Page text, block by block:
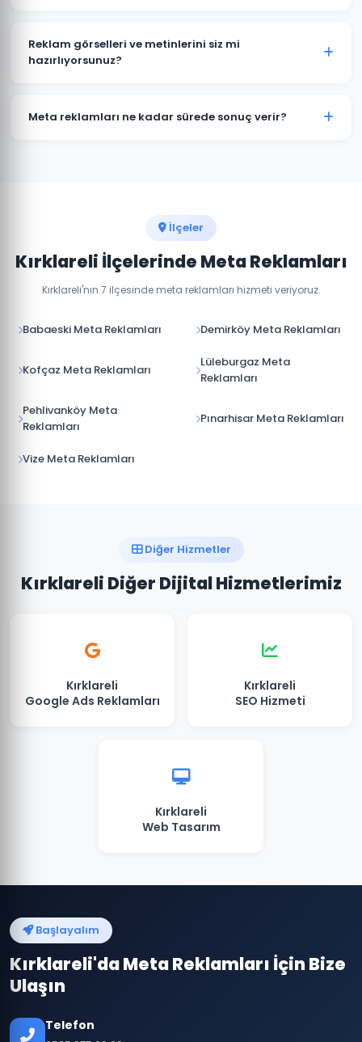
yöneticisinden yönetilir. Kırklareli'daki hedef kitlenizin
hangi platformda daha aktif olduğuna göre bütçe
Reklam görselleri ve metinlerini siz mi
hazırlıyorsunuz?
reklam görselleri, video içerikler ve reklam metinleri
Meta reklamları ne kadar sürede sonuç verir?
İlçeler
Kırklareli İlçelerinde Meta Reklamları
Kırklareli'nın 7 ilçesinde meta reklamları hizmeti veriyoruz.
Babaeski Meta Reklamları Demirköy Meta Reklamları
Kofçaz Meta Reklamları
Lüleburgaz Meta
Reklamları
Pehlivanköy Meta
Reklamları
Pınarhisar Meta Reklamları
Vize Meta Reklamları
Diğer Hizmetler
Kırklareli Diğer Dijital Hizmetlerimiz
Kırklareli
Google Ads Reklamları
Kırklareli
SEO Hizmeti
Kırklareli
Web Tasarım
Başlayalım
Kırklareli'da Meta Reklamları İçin Bize
Ulaşın
Telefon